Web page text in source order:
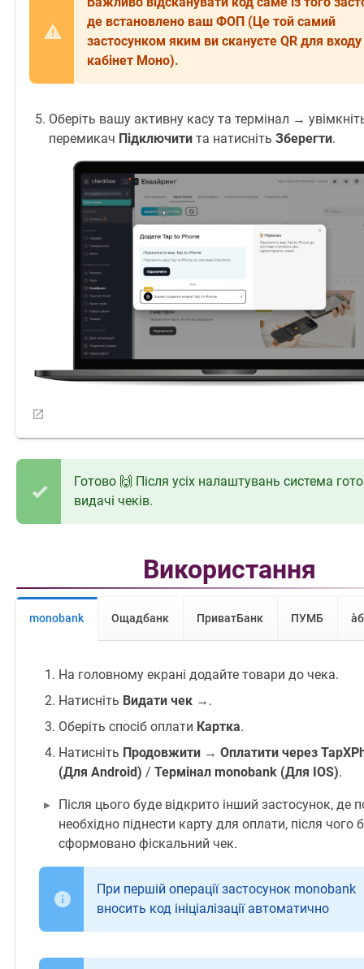
де встановлено ваш ФОП (Це той самий
застосунком яким ви скануєте QR для входу
кабінет Моно).
Оберіть вашу активну касу та термінал →
перемикач Підключити та натисніть Зберегти.
Готово 🙌 Після усіх налаштувань система
видачі чеків.
Використання
monobank Ощадбанк ПриватБанк ПУМБ
На головному екрані додайте товари до чека.
Натисніть Видати чек → .
Оберіть спосіб оплати Картка.
Натисніть Продовжити → Оплатити через
(Для Android) / Термінал monobank (Для IOS).
Після цього буде відкрито інший застосунок, де
необхідно піднести карту для оплати, після чого
сформовано фіскальний чек.
При першій операції застосунок monobank
вносить код ініціалізації автоматично